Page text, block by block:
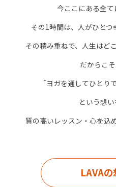
今ここにある全て
その1時間は、人がひとつ
その積み重ねで、人生はど
だからこ
「ヨガを通してひとり
という想い
質の高いレッスン・心を込
LAVAの